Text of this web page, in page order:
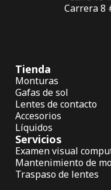
Carrera 8
Tienda
Monturas
Gafas de sol
Lentes de contacto
Accesorios
Líquidos
Servicios
Examen visual
Mantenimiento de
Traspaso de lentes